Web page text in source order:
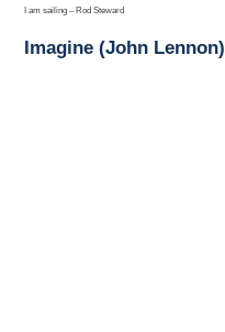
I am sailing – Rod Steward
Imagine (John Lennon)